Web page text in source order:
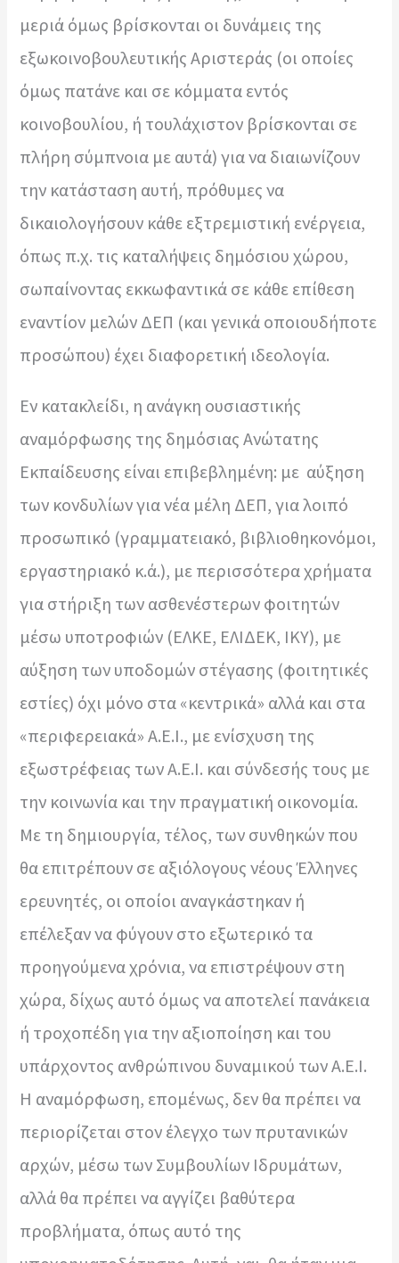
μεριά όμως βρίσκονται οι δυνάμεις της
εξωκοινοβουλευτικής Αριστεράς (οι οποίες
όμως πατάνε και σε κόμματα εντός
κοινοβουλίου, ή τουλάχιστον βρίσκονται σε
πλήρη σύμπνοια με αυτά) για να διαιωνίζουν
την κατάσταση αυτή, πρόθυμες να
δικαιολογήσουν κάθε εξτρεμιστική ενέργεια,
όπως π.χ. τις καταλήψεις δημόσιου χώρου,
σωπαίνοντας εκκωφαντικά σε κάθε επίθεση
εναντίον μελών ΔΕΠ (και γενικά οποιουδήποτε
προσώπου) έχει διαφορετική ιδεολογία.
Εν κατακλείδι, η ανάγκη ουσιαστικής
αναμόρφωσης της δημόσιας Ανώτατης
Εκπαίδευσης είναι επιβεβλημένη: με αύξηση
των κονδυλίων για νέα μέλη ΔΕΠ, για λοιπό
προσωπικό (γραμματειακό, βιβλιοθηκονόμοι,
εργαστηριακό κ.ά.), με περισσότερα χρήματα
για στήριξη των ασθενέστερων φοιτητών
μέσω υποτροφιών (ΕΛΚΕ, ΕΛΙΔΕΚ, ΙΚΥ), με
αύξηση των υποδομών στέγασης (φοιτητικές
εστίες) όχι μόνο στα «κεντρικά» αλλά και στα
«περιφερειακά» Α.Ε.Ι., με ενίσχυση της
εξωστρέφειας των Α.Ε.Ι. και σύνδεσής τους με
την κοινωνία και την πραγματική οικονομία.
Με τη δημιουργία, τέλος, των συνθηκών που
θα επιτρέπουν σε αξιόλογους νέους Έλληνες
ερευνητές, οι οποίοι αναγκάστηκαν ή
επέλεξαν να φύγουν στο εξωτερικό τα
προηγούμενα χρόνια, να επιστρέψουν στη
χώρα, δίχως αυτό όμως να αποτελεί πανάκεια
ή τροχοπέδη για την αξιοποίηση και του
υπάρχοντος ανθρώπινου δυναμικού των Α.Ε.Ι.
Η αναμόρφωση, επομένως, δεν θα πρέπει να
περιορίζεται στον έλεγχο των πρυτανικών
αρχών, μέσω των Συμβουλίων Ιδρυμάτων,
αλλά θα πρέπει να αγγίζει βαθύτερα
προβλήματα, όπως αυτό της